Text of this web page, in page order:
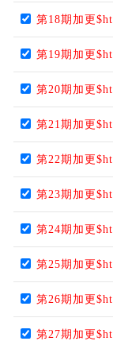
第18期加更
第19期加更
第20期加更
第21期加更
第22期加更
第23期加更
第24期加更
第25期加更
第26期加更
第27期加更